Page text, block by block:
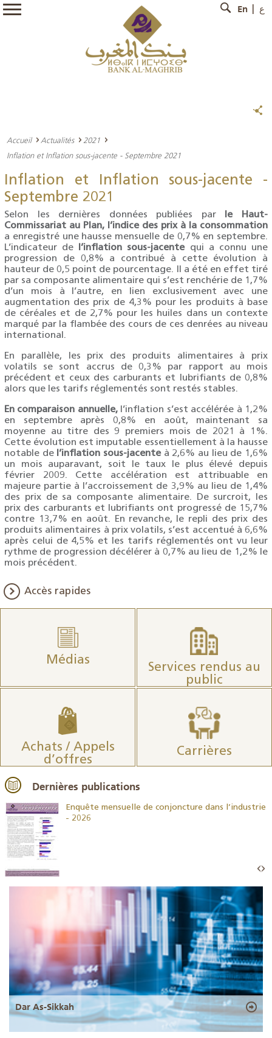
En ع
Accueil Actualités
2021
Inflation et Inflation sous-jacente - Septembre 2021
Inflation et Inflation sous-jacente -
Septembre 2021
Selon les dernières données publiées par
le Haut-
Commissariat au Plan, l’indice des prix à la consommation
a enregistré une hausse mensuelle de 0,7% en septembre.
L’indicateur de
l’inflation sous-jacentequi a connu une
progression de 0,8% a contribué à cette évolution à
hauteur de 0,5 point de pourcentage. Il a été en effet tiré
par sa composante alimentaire qui s’est renchérie de 1,7%
d’un mois à l’autre, en lien exclusivement avec une
augmentation des prix de 4,3% pour les produits à base
de céréales et de 2,7% pour les huiles dans un contexte
marqué par la flambée des cours de ces denrées au niveau
international.
En parallèle, les prix des produits alimentaires à prix
volatils se sont accrus de 0,3% par rapport au mois
précédent et ceux des carburants et lubrifiants de 0,8%
alors que les tarifs réglementés sont restés stables.
En comparaison annuelle, l’inflation s’est accélérée à 1,2%
en septembre après 0,8% en août, maintenant sa
moyenne au titre des 9 premiers mois de 2021 à 1%.
Cette évolution est imputable essentiellement à la hausse
notable de l’inflation sous-jacente à 2,6% au lieu de 1,6%
un mois auparavant, soit le taux le plus élevé depuis
février 2009. Cette accélération est attribuable en
majeure partie à l’accroissement de 3,9% au lieu de 1,4%
des prix de sa composante alimentaire. De surcroit, les
prix des carburants et lubrifiants ont progressé de 15,7%
contre 13,7% en août. En revanche, le repli des prix des
produits alimentaires à prix volatils, s’est accentué à 6,6%
après celui de 4,5% et les tarifs réglementés ont vu leur
rythme de progression décélérer à 0,7% au lieu de 1,2% le
mois précédent.
Accès rapides
Médias
Services rendus au
public
Achats / Appels
d’offres
Carrières
Dernières publications
Enquête mensuelle de conjoncture dans l’industrie
- 2026
Dar As-Sikkah